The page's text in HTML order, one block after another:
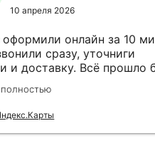
10 апреля 2026
оформили онлайн за 10
сразу, уточниги
и доставку. Всё прошло
суеты.
полностью